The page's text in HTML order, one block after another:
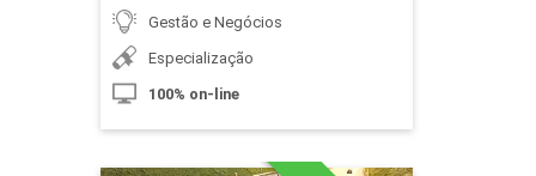
10h
Gestão e Negócios
Especialização
100% on-line